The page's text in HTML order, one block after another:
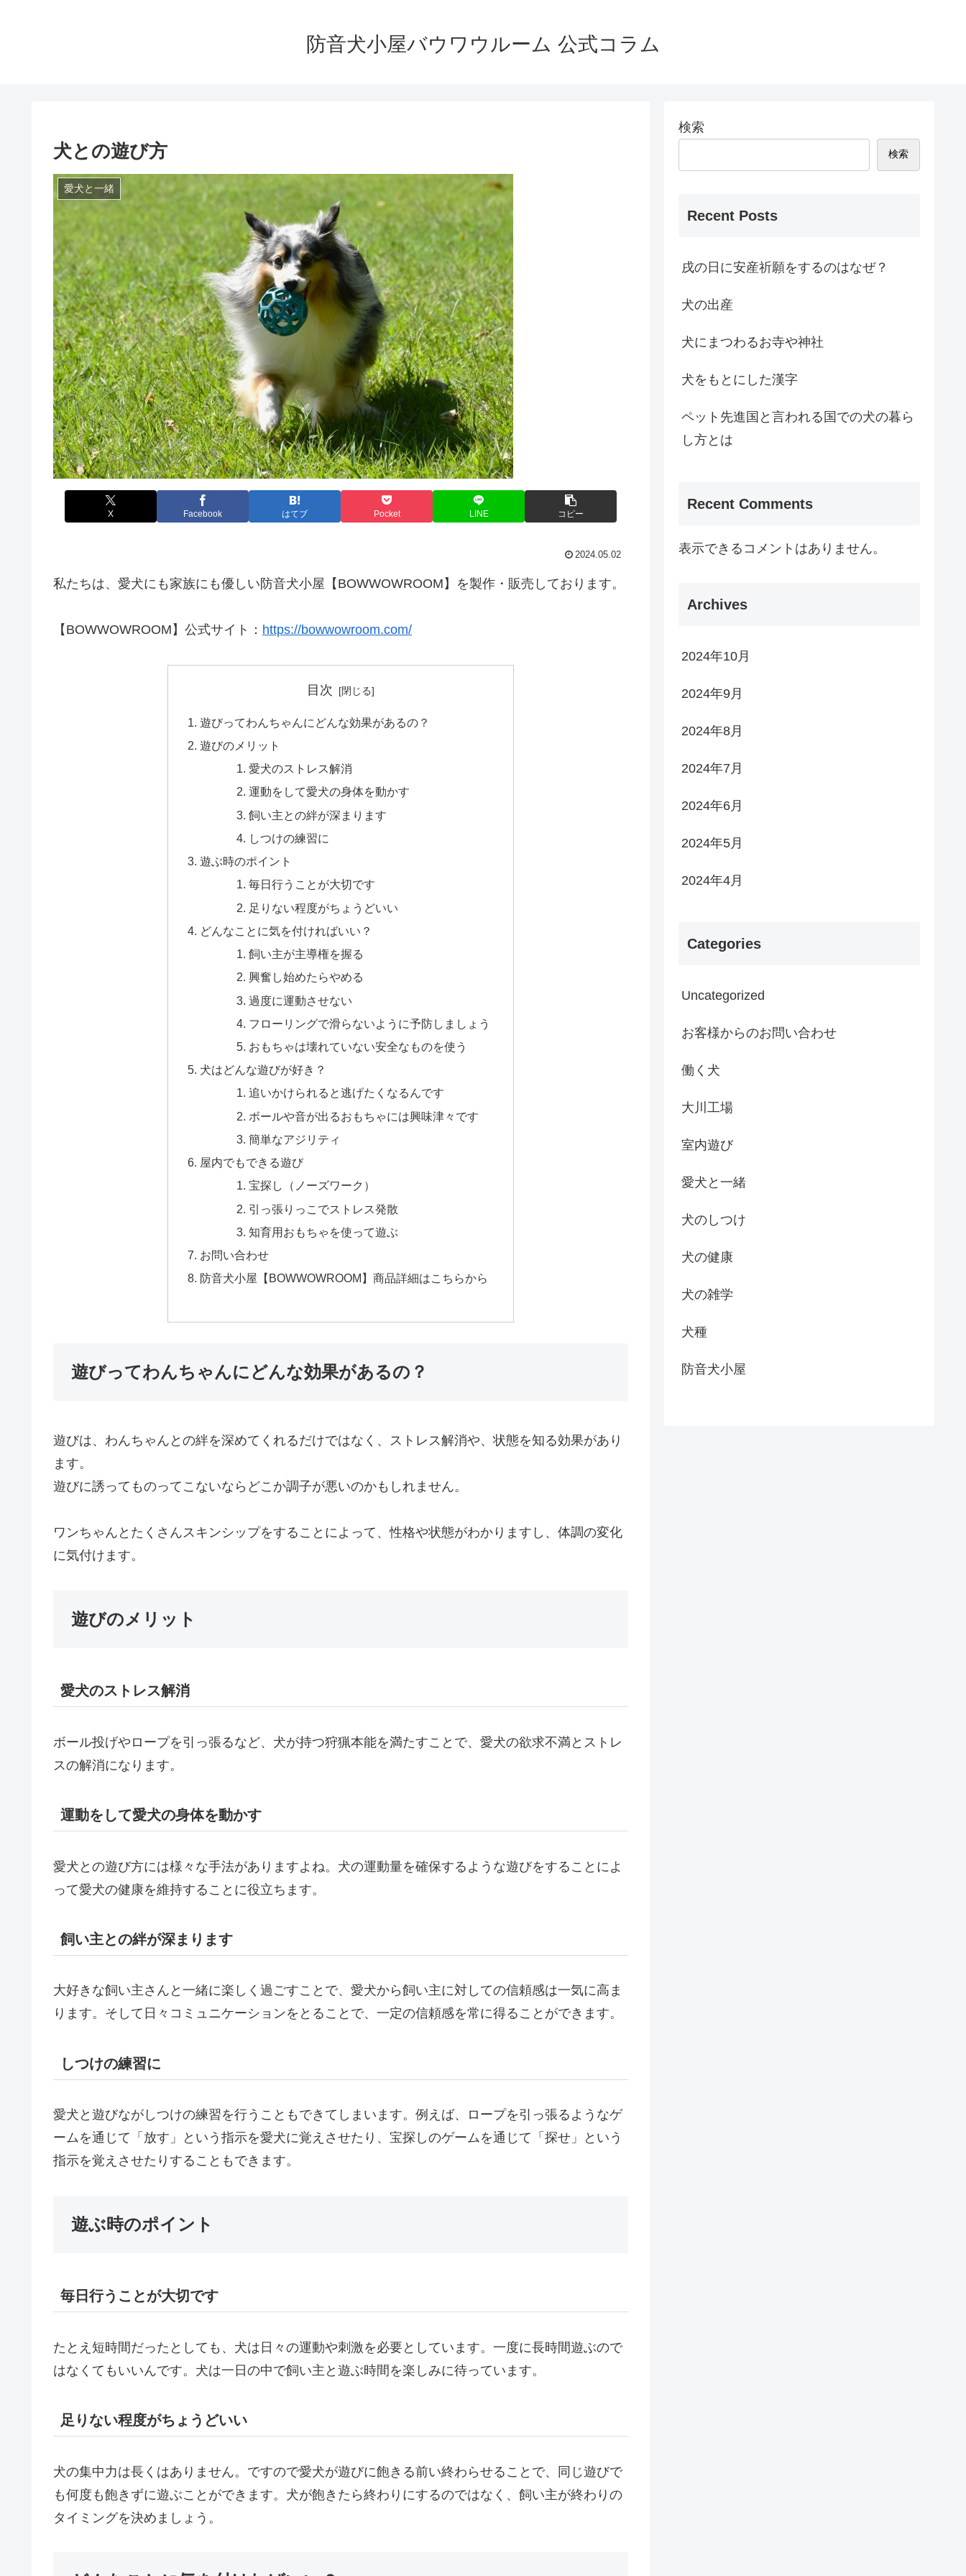
防音犬小屋バウワウルーム 公式コラム
犬との遊び方
愛犬と一緒
X Facebook はてブ Pocket LINE コピー
2024.05.02
私たちは、愛犬にも家族にも優しい防音犬小屋【BOWWOWROOM】を製作・販売しております。
【BOWWOWROOM】公式サイト： https://bowwowroom.com/
目次
遊びってわんちゃんにどんな効果があるの？
遊びのメリット
愛犬のストレス解消
運動をして愛犬の身体を動かす
飼い主との絆が深まります
しつけの練習に
遊ぶ時のポイント
毎日行うことが大切です
足りない程度がちょうどいい
どんなことに気を付ければいい？
飼い主が主導権を握る
興奮し始めたらやめる
過度に運動させない
フローリングで滑らないように予防しましょう
おもちゃは壊れていない安全なものを使う
犬はどんな遊びが好き？
追いかけられると逃げたくなるんです
ボールや音が出るおもちゃには興味津々です
簡単なアジリティ
屋内でもできる遊び
宝探し（ノーズワーク）
引っ張りっこでストレス発散
知育用おもちゃを使って遊ぶ
お問い合わせ
防音犬小屋【BOWWOWROOM】商品詳細はこちらから
遊びってわんちゃんにどんな効果があるの？
遊びは、わんちゃんとの絆を深めてくれるだけではなく、ストレス解消や、状態を知る効果があり
ます。
遊びに誘ってものってこないならどこか調子が悪いのかもしれません。
ワンちゃんとたくさんスキンシップをすることによって、性格や状態がわかりますし、体調の変化
に気付けます。
遊びのメリット
愛犬のストレス解消
ボール投げやロープを引っ張るなど、犬が持つ狩猟本能を満たすことで、愛犬の欲求不満とストレ
スの解消になります。
運動をして愛犬の身体を動かす
愛犬との遊び方には様々な手法がありますよね。犬の運動量を確保するような遊びをすることによ
って愛犬の健康を維持することに役立ちます。
飼い主との絆が深まります
大好きな飼い主さんと一緒に楽しく過ごすことで、愛犬から飼い主に対しての信頼感は一気に高ま
ります。そして日々コミュニケーションをとることで、一定の信頼感を常に得ることができます。
しつけの練習に
愛犬と遊びながしつけの練習を行うこともできてしまいます。例えば、ロープを引っ張るようなゲ
ームを通じて「放す」という指示を愛犬に覚えさせたり、宝探しのゲームを通じて「探せ」という
指示を覚えさせたりすることもできます。
遊ぶ時のポイント
毎日行うことが大切です
たとえ短時間だったとしても、犬は日々の運動や刺激を必要としています。一度に長時間遊ぶので
はなくてもいいんです。犬は一日の中で飼い主と遊ぶ時間を楽しみに待っています。
足りない程度がちょうどいい
犬の集中力は長くはありません。ですので愛犬が遊びに飽きる前い終わらせることで、同じ遊びで
も何度も飽きずに遊ぶことができます。犬が飽きたら終わりにするのではなく、飼い主が終わりの
タイミングを決めましょう。
検索
検索
Recent Posts
戌の日に安産祈願をするのはなぜ？
犬の出産
犬にまつわるお寺や神社
犬をもとにした漢字
ペット先進国と言われる国での犬の暮ら
し方とは
Recent Comments
表示できるコメントはありません。
Archives
2024年10月
2024年9月
2024年8月
2024年7月
2024年6月
2024年5月
2024年4月
Categories
Uncategorized
お客様からのお問い合わせ
働く犬
大川工場
室内遊び
愛犬と一緒
犬のしつけ
犬の健康
犬の雑学
犬種
防音犬小屋